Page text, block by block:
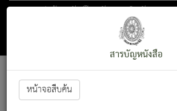
ตอน 1 ว่าด้วย สัตว์โลกกับจตุราริยสัจ
สารบัญหนังสือ
หน้าจอสืบค้น
Font :15 ]||